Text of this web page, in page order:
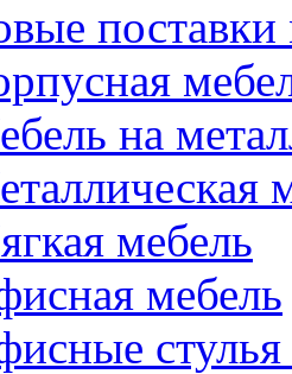
поставки
на
мебель
мебель
стулья